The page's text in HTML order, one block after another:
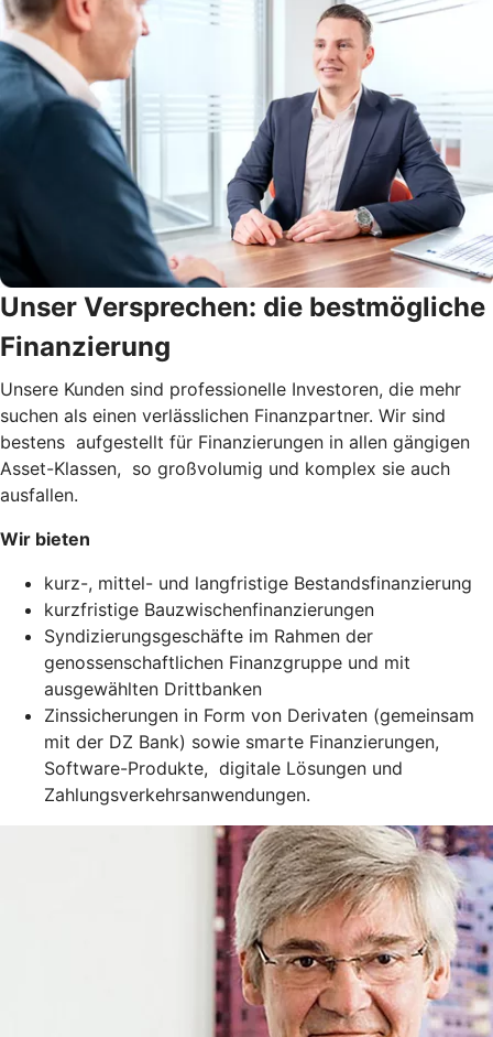
Unser Versprechen: die bestmögliche
Finanzierung
Unsere Kunden sind professionelle Investoren, die mehr
suchen als einen verlässlichen Finanzpartner. Wir sind
bestens aufgestellt für Finanzierungen in allen gängigen
Asset-Klassen, so großvolumig und komplex sie auch
ausfallen.
Wir bieten
kurz-, mittel- und langfristige Bestandsfinanzierung
kurzfristige Bauzwischenfinanzierungen
Syndizierungsgeschäfte im Rahmen der
genossenschaftlichen Finanzgruppe und mit
ausgewählten Drittbanken
Zinssicherungen in Form von Derivaten (gemeinsam
mit der DZ Bank) sowie smarte Finanzierungen,
Software-Produkte, digitale Lösungen und
Zahlungsverkehrsanwendungen.